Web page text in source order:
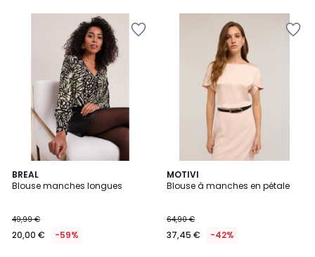
BREAL
Blouse manches longues
49,99 €
20,00 € -59%
MOTIVI
Blouse à manches en pétale
64,90 €
37,45 € -42%
3
Couleurs